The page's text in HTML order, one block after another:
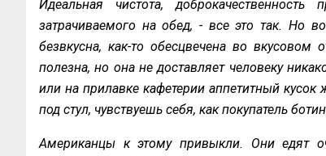
Идеальная чистота,
затрачиваемого на обед, - все это так. Но
безвкусна, как-то обесцвечена во
полезна, но она не доставляет человеку
или на прилавке кафетерии аппетитный
под стул, чувствуешь себя, как покупатель
Американцы к этому привыкли. Они едят